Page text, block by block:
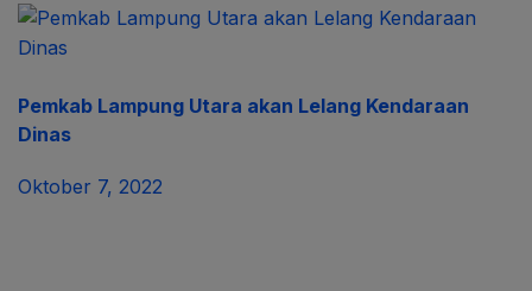
Pemkab Lampung Utara akan Lelang Kendaraan
Dinas
Oktober 7, 2022